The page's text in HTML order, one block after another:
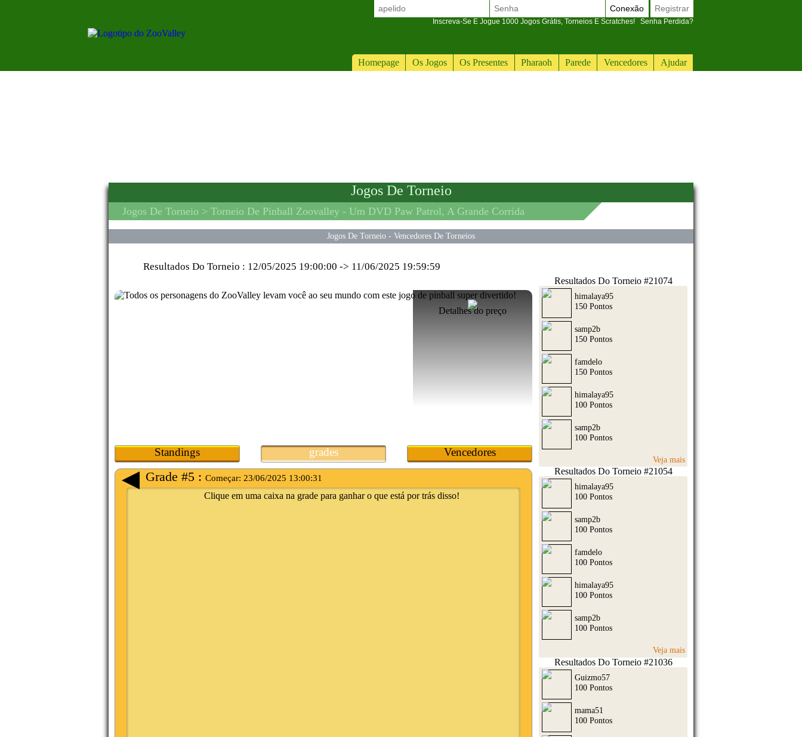
Homepage Os Jogos Os Presentes Pharaoh Parede Vencedores Ajudar
Conexão Registrar
Inscreva-Se E Jogue 1000 Jogos Grátis, Torneios E Scratches! Senha Perdida?
Jogos De Torneio
Jogos De Torneio > Torneio De Pinball Zoovalley - Um DVD Paw Patrol, A Grande Corrida
Jogos De Torneio - Vencedores De Torneios
Resultados Do Torneio : 12/05/2025 19:00:00 -> 11/06/2025 19:59:59
Detalhes do preço
Standings grades Vencedores
Grade #5 :Começar: 23/06/2025 13:00:31
Clique em uma caixa na grade para ganhar o que está por trás disso!
Resultados Do Torneio #21074
himalaya95
150 Pontos
samp2b
150 Pontos
famdelo
150 Pontos
himalaya95
100 Pontos
samp2b
100 Pontos
Veja mais
Resultados Do Torneio #21054
himalaya95
100 Pontos
samp2b
100 Pontos
famdelo
100 Pontos
himalaya95
100 Pontos
samp2b
100 Pontos
Veja mais
Resultados Do Torneio #21036
Guizmo57
100 Pontos
mama51
100 Pontos